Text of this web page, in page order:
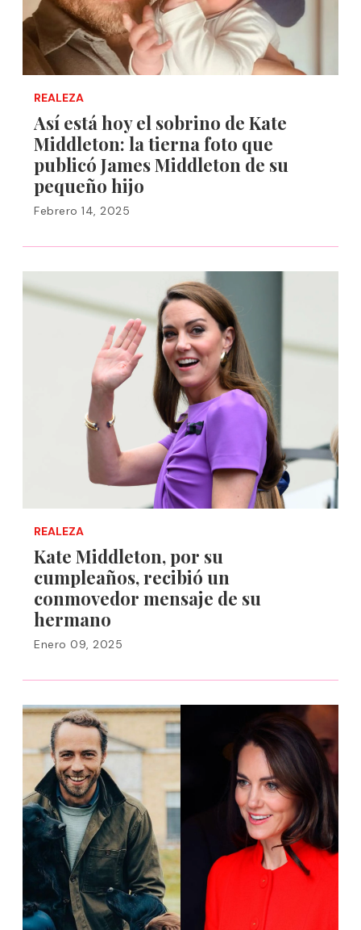
REALEZA
Así está hoy el sobrino de Kate
Middleton: la tierna foto que
publicó James Middleton de su
pequeño hijo
Febrero 14, 2025
REALEZA
Kate Middleton, por su
cumpleaños, recibió un
conmovedor mensaje de su
hermano
Enero 09, 2025